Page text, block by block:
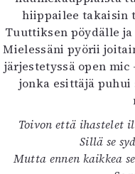
hiippailee takaisin
Tuuttiksen pöydälle
Mielessäni pyörii
järjestetyssä open
jonka esittäjä puhui
Toivon että ihastelet
Sillä se
Mutta ennen kaikkea